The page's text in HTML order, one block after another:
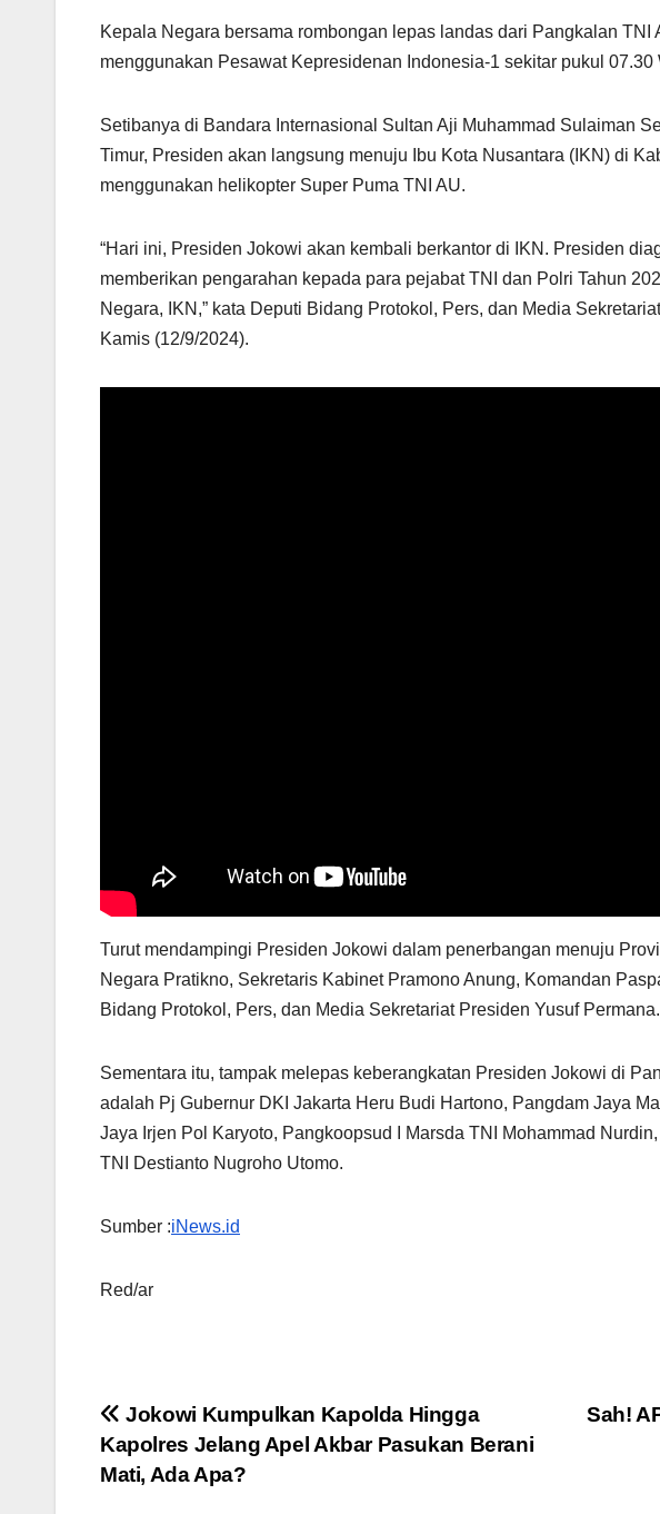
Kepala Negara bersama rombongan lepas landas dari Pangkalan
menggunakan Pesawat Kepresidenan Indonesia-1 sekitar pukul 07.30
Setibanya di Bandara Internasional Sultan Aji Muhammad Sulaiman
Timur, Presiden akan langsung menuju Ibu Kota Nusantara (IKN) di
menggunakan helikopter Super Puma TNI AU.
“Hari ini, Presiden Jokowi akan kembali berkantor di IKN. Presiden
memberikan pengarahan kepada para pejabat TNI dan Polri Tahun
Negara, IKN,” kata Deputi Bidang Protokol, Pers, dan Media
Kamis (12/9/2024).
Turut mendampingi Presiden Jokowi dalam penerbangan menuju
Negara Pratikno, Sekretaris Kabinet Pramono Anung, Komandan
Bidang Protokol, Pers, dan Media Sekretariat Presiden Yusuf Permana.
Sementara itu, tampak melepas keberangkatan Presiden Jokowi di
adalah Pj Gubernur DKI Jakarta Heru Budi Hartono, Pangdam Jaya
Jaya Irjen Pol Karyoto, Pangkoopsud I Marsda TNI Mohammad
TNI Destianto Nugroho Utomo.
Sumber :iNews.id
Red/ar
Navigasi
pos
Sah!
Jokowi Kumpulkan Kapolda Hingga
Kapolres Jelang Apel Akbar Pasukan Berani
Mati, Ada Apa?